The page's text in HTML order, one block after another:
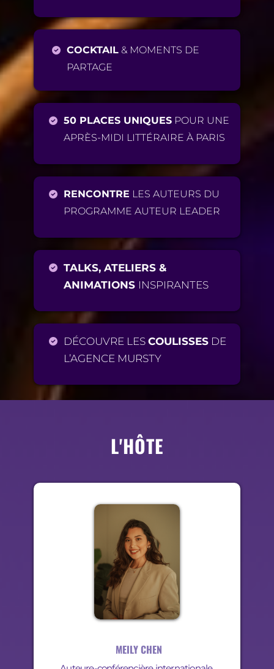
COCKTAIL & MOMENTS DE
PARTAGE
50 PLACES UNIQUES POUR UNE
APRÈS-MIDI LITTÉRAIRE À PARIS
RENCONTRE LES AUTEURS DU
PROGRAMME AUTEUR LEADER
TALKS, ATELIERS &
ANIMATIONS INSPIRANTES
DÉCOUVRE LES COULISSES DE
L’AGENCE MURSTY
L'HÔTE
MEILY CHEN